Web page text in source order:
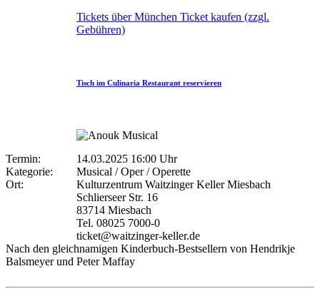
Tickets über München Ticket kaufen (zzgl.
Gebühren)
Tisch im Culinaria Restaurant reservieren
Termin:
14.03.2025 16:00 Uhr
Kategorie:
Musical / Oper / Operette
Ort:
Kulturzentrum Waitzinger Keller Miesbach
Schlierseer Str. 16
83714 Miesbach
Tel. 08025 7000-0
ticket@waitzinger-keller.de
Nach den gleichnamigen Kinderbuch-Bestsellern von Hendrikje
Balsmeyer und Peter Maffay